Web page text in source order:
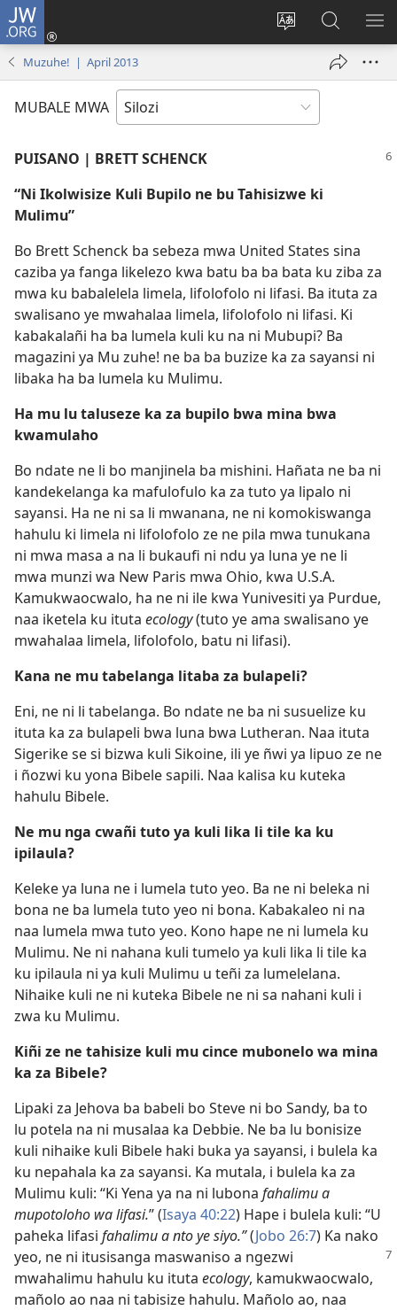
JW.ORG
Mu
Mukene
(opens
Mubate
Litaba
fa
Muzuhe! | April 2013
MUBALE MWA
PUISANO | BRETT SCHENCK
“Ni Ikolwisize Kuli Bupilo ne bu Tahisizwe ki
Mulimu”
Bo Brett Schenck ba sebeza mwa United States sina
caziba ya fanga likelezo kwa batu ba ba bata ku ziba za
mwa ku babalelela limela, lifolofolo ni lifasi. Ba ituta za
swalisano ye mwahalaa limela, lifolofolo ni lifasi. Ki
kabakalañi ha ba lumela kuli ku na ni Mubupi? Ba
magazini ya Mu zuhe! ne ba ba buzize ka za sayansi ni
libaka ha ba lumela ku Mulimu.
Ha mu lu taluseze ka za bupilo bwa mina bwa
kwamulaho
Bo ndate ne li bo manjinela ba mishini. Hañata ne ba ni
kandekelanga ka mafulofulo ka za tuto ya lipalo ni
sayansi. Ha ne ni sa li mwanana, ne ni komokiswanga
hahulu ki limela ni lifolofolo ze ne pila mwa tunukana
ni mwa masa a na li bukaufi ni ndu ya luna ye ne li
mwa munzi wa New Paris mwa Ohio, kwa U.S.A.
Kamukwaocwalo, ha ne ni ile kwa Yunivesiti ya Purdue,
naa iketela ku ituta ecology(tuto ye ama swalisano ye
mwahalaa limela, lifolofolo, batu ni lifasi).
Kana ne mu tabelanga litaba za bulapeli?
Eni, ne ni li tabelanga. Bo ndate ne ba ni susuelize ku
ituta ka za bulapeli bwa luna bwa Lutheran. Naa ituta
Sigerike se si bizwa kuli Sikoine, ili ye ñwi ya lipuo ze ne
i ñozwi ku yona Bibele sapili. Naa kalisa ku kuteka
hahulu Bibele.
Ne mu nga cwañi tuto ya kuli lika li tile ka ku
ipilaula?
Keleke ya luna ne i lumela tuto yeo. Ba ne ni beleka ni
bona ne ba lumela tuto yeo ni bona. Kabakaleo ni na
naa lumela mwa tuto yeo. Kono hape ne ni lumela ku
Mulimu. Ne ni nahana kuli tumelo ya kuli lika li tile ka
ku ipilaula ni ya kuli Mulimu u teñi za lumelelana.
Nihaike kuli ne ni kuteka Bibele ne ni sa nahani kuli i
zwa ku Mulimu.
Kiñi ze ne tahisize kuli mu cince mubonelo wa mina
ka za Bibele?
Lipaki za Jehova ba babeli bo Steve ni bo Sandy, ba to
lu potela na ni musalaa ka Debbie. Ne ba lu bonisize
kuli nihaike kuli Bibele haki buka ya sayansi, i bulela ka
ku nepahala ka za sayansi. Ka mutala, i bulela ka za
Mulimu kuli: “Ki Yena ya na ni lubona fahalimu a
mupotoloho wa lifasi.” (Isaya 40:22) Hape i bulela kuli: “U
paheka lifasi fahalimu a nto ye siyo.”(Jobo 26:7) Ka nako
yeo, ne ni itusisanga maswaniso a ngezwi
mwahalimu hahulu ku ituta ecology, kamukwaocwalo,
mañolo ao naa ni tabisize hahulu. Mañolo ao, naa